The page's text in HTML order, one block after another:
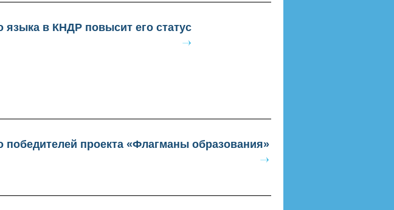
языка в КНДР повысит его статус
проекта «Флагманы образования»